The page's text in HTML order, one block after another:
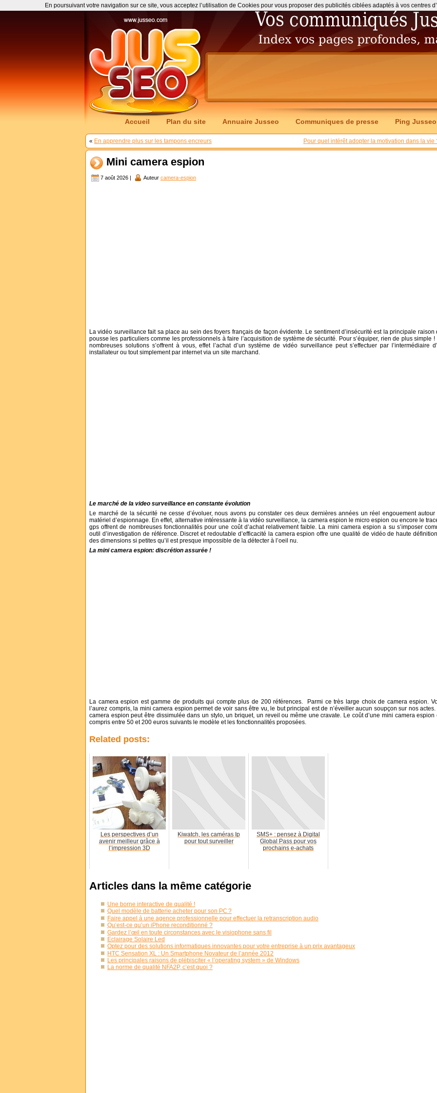
Accueil Plan du site Annuaire Jusseo Communiques de presse Ping Jusseo
« En apprendre plus sur les tampons encreurs Pour quel intérêt adopter la motivation dans la vie
Mini camera espion
7 août 2026 | Auteur camera-espion
La vidéo surveillance fait sa place au sein des foyers français de façon évidente. Le sentiment d’insécurité est la principale raison
pousse les particuliers comme les professionnels à faire l’acquisition de système de sécurité. Pour s’équiper, rien de plus simple !
nombreuses solutions s’offrent à vous, effet l’achat d’un système de vidéo surveillance peut s’effectuer par l’intermédiaire
installateur ou tout simplement par internet via un site marchand.
Le marché de la video surveillance en constante évolution
Le marché de la sécurité ne cesse d’évoluer, nous avons pu constater ces deux dernières années un réel engouement autour
matériel d’espionnage. En effet, alternative intéressante à la vidéo surveillance, la camera espion le micro espion ou encore le
gps offrent de nombreuses fonctionnalités pour une coût d’achat relativement faible. La mini camera espion a su s’imposer
outil d’investigation de référence. Discret et redoutable d’efficacité la camera espion offre une qualité de vidéo de haute
des dimensions si petites qu’il est presque impossible de la détecter à l’oeil nu.
La mini camera espion: discrétion assurée !
La camera espion est gamme de produits qui compte plus de 200 références. Parmi ce très large choix de camera espion.
l’aurez compris, la mini camera espion permet de voir sans être vu, le but principal est de n’éveiller aucun soupçon sur nos actes.
camera espion peut être dissimulée dans un stylo, un briquet, un reveil ou même une cravate. Le coût d’une mini camera espion
compris entre 50 et 200 euros suivants le modèle et les fonctionnalités proposées.
Related posts:
Les perspectives d’un
avenir meilleur grâce à
l’impression 3D
Kiwatch, les caméras Ip
pour tout surveiller
SMS+ : pensez à Digital
Global Pass pour vos
prochains e-achats
Articles dans la même catégorie
Une borne interactive de qualité !
Quel modèle de batterie acheter pour son PC ?
Faire appel à une agence professionnelle pour effectuer la retranscription audio
Qu’est-ce qu’un iPhone reconditionné ?
Gardez l’œil en toute circonstances avec le visiophone sans fil
Eclairage Solaire Led
Optez pour des solutions informatiques innovantes pour votre entreprise à un prix avantageux
HTC Sensation XL : Un Smartphone Novateur de l’année 2012
Les principales raisons de plébisciter « l’operating system » de Windows
La norme de qualité NFA2P, c’est quoi ?
En poursuivant votre navigation sur ce site, vous acceptez l’utilisation de Cookies pour vous proposer des publicités ciblées adaptés à vos centres